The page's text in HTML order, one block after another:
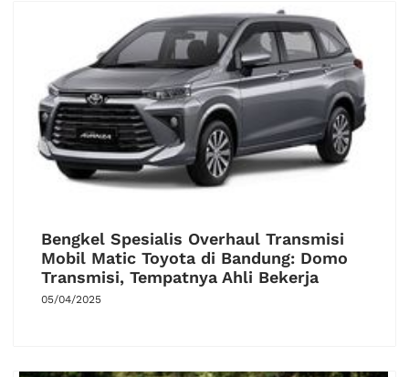
Bengkel Spesialis Overhaul Transmisi
Mobil Matic Toyota di Bandung: Domo
Transmisi, Tempatnya Ahli Bekerja
05/04/2025